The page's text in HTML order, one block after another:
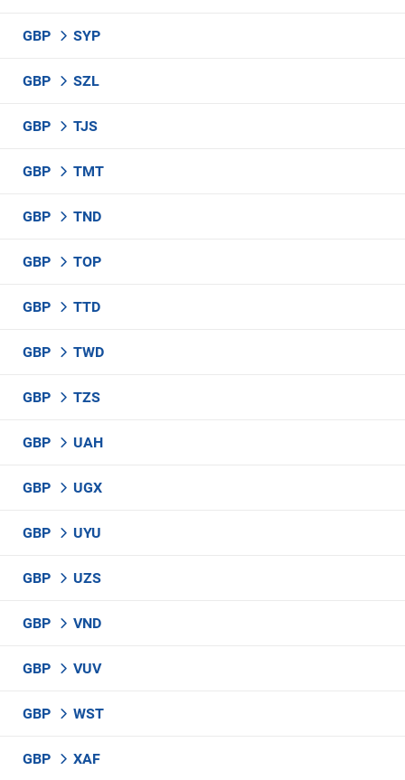
GBP SYP
GBP SZL
GBP TJS
GBP TMT
GBP TND
GBP TOP
GBP TTD
GBP TWD
GBP TZS
GBP UAH
GBP UGX
GBP UYU
GBP UZS
GBP VND
GBP VUV
GBP WST
GBP XAF